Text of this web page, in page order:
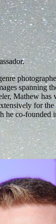
spanning
Mathew has
for
he co-founded